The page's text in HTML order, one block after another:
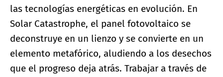
las tecnologías energéticas en evolución. En
Solar Catastrophe, el panel fotovoltaico se
deconstruye en un lienzo y se convierte en un
elemento metafórico, aludiendo a los desechos
que el progreso deja atrás. Trabajar a través de